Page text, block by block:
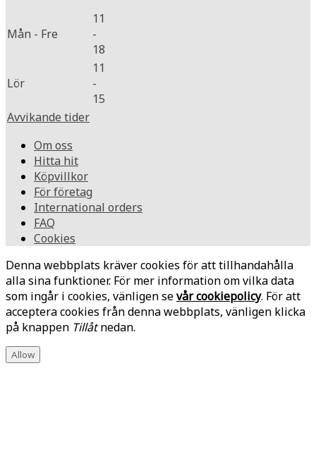
Mån - Fre
11
-
18
Lör
11
-
15
Avvikande tider
Om oss
Hitta hit
Köpvillkor
För företag
International orders
FAQ
Cookies
Denna webbplats kräver cookies för att tillhandahålla
alla sina funktioner. För mer information om vilka data
som ingår i cookies, vänligen sevår cookiepolicy. För att
acceptera cookies från denna webbplats, vänligen klicka
på knappen Tillåtnedan.
Allow